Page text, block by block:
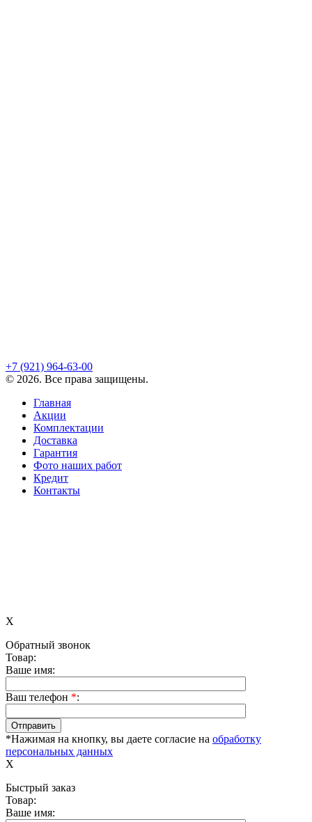
+7 (921) 964-63-00
© 2026. Все права защищены.
Главная
Акции
Комплектации
Доставка
Гарантия
Фото наших работ
Кредит
Контакты
X
Обратный звонок
Товар:
Ваше имя:
Ваш телефон *:
*Нажимая на кнопку, вы даете согласие на обработку
персональных данных
X
Быстрый заказ
Товар:
Ваше имя: